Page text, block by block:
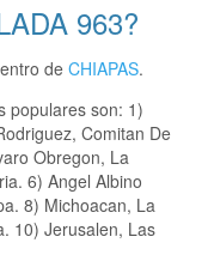
963?
de CHIAPAS.
populares son: 1)
Comitan De
Obregon, La
6) Angel Albino
8) Michoacan, La
10) Jerusalen, Las